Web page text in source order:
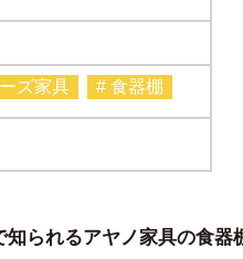
ズ家具 # 食器棚
られるアヤノ家具の食器